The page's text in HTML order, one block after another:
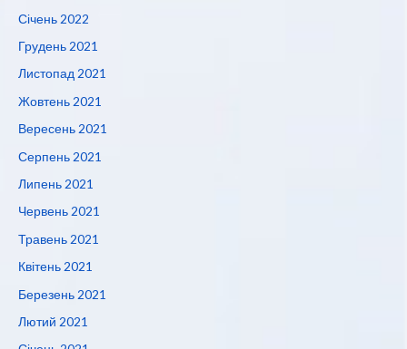
Січень 2022
Грудень 2021
Листопад 2021
Жовтень 2021
Вересень 2021
Серпень 2021
Липень 2021
Червень 2021
Травень 2021
Квітень 2021
Березень 2021
Лютий 2021